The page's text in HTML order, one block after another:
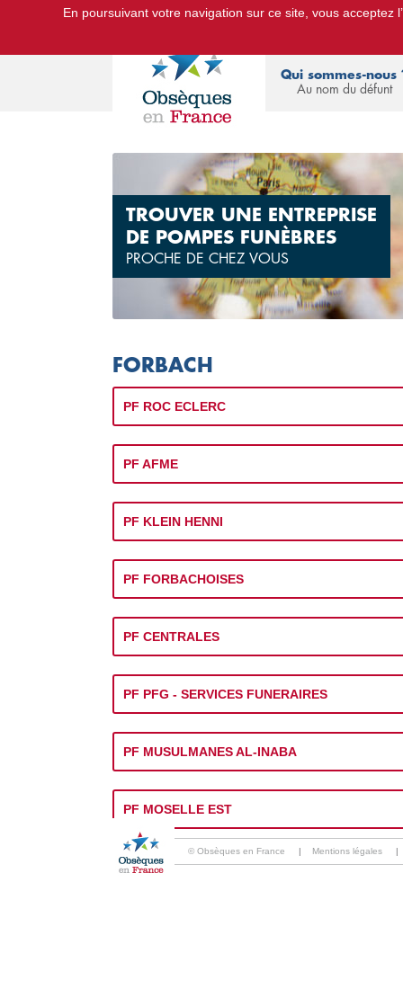
Le Portail d'Informations Obsèques :devis
Qui sommes-nous
Au nom du défunt
TROUVER UNE ENTREPRISE
DE POMPES FUNÈBRES
PROCHE DE CHEZ VOUS
FORBACH
PF ROC ECLERC
PF AFME
PF KLEIN HENNI
PF FORBACHOISES
PF CENTRALES
PF PFG - SERVICES FUNERAIRES
PF MUSULMANES AL-INABA
PF MOSELLE EST
© Obsèques en France | Mentions légales |
En poursuivant votre navigation sur ce site, vous